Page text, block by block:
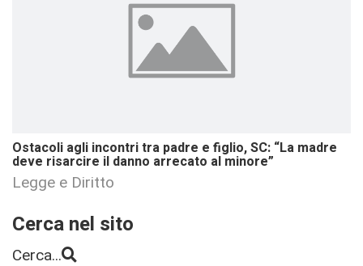
Ostacoli agli incontri tra padre e figlio, SC: “La madre
deve risarcire il danno arrecato al minore”
Legge e Diritto
Cerca nel sito
Cerca...